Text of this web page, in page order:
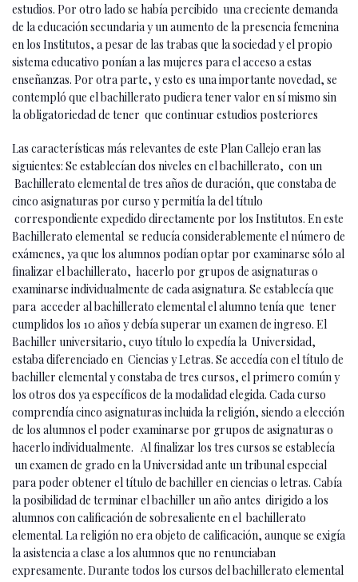
estudios. Por otro lado se había percibido una creciente demanda
de la educación secundaria y un aumento de la presencia femenina
en los Institutos, a pesar de las trabas que la sociedad y el propio
sistema educativo ponían a las mujeres para el acceso a estas
enseñanzas. Por otra parte, y esto es una importante novedad, se
contempló que el bachillerato pudiera tener valor en sí mismo sin
la obligatoriedad de tener que continuar estudios posteriores
Las características más relevantes de este Plan Callejo eran las
siguientes: Se establecían dos niveles en el bachillerato, con un
Bachillerato elemental de tres años de duración, que constaba de
cinco asignaturas por curso y permitía la del título
correspondiente expedido directamente por los Institutos. En este
Bachillerato elemental se reducía considerablemente el número de
exámenes, ya que los alumnos podían optar por examinarse sólo al
finalizar el bachillerato, hacerlo por grupos de asignaturas o
examinarse individualmente de cada asignatura. Se establecía que
para acceder al bachillerato elemental el alumno tenía que tener
cumplidos los 10 años y debía superar un examen de ingreso. El
Bachiller universitario, cuyo título lo expedía la Universidad,
estaba diferenciado en Ciencias y Letras. Se accedía con el título de
bachiller elemental y constaba de tres cursos, el primero común y
los otros dos ya específicos de la modalidad elegida. Cada curso
comprendía cinco asignaturas incluida la religión, siendo a elección
de los alumnos el poder examinarse por grupos de asignaturas o
hacerlo individualmente. Al finalizar los tres cursos se establecía
un examen de grado en la Universidad ante un tribunal especial
para poder obtener el título de bachiller en ciencias o letras. Cabía
la posibilidad de terminar el bachiller un año antes dirigido a los
alumnos con calificación de sobresaliente en el bachillerato
elemental. La religión no era objeto de calificación, aunque se exigía
la asistencia a clase a los alumnos que no renunciaban
expresamente. Durante todos los cursos del bachillerato elemental